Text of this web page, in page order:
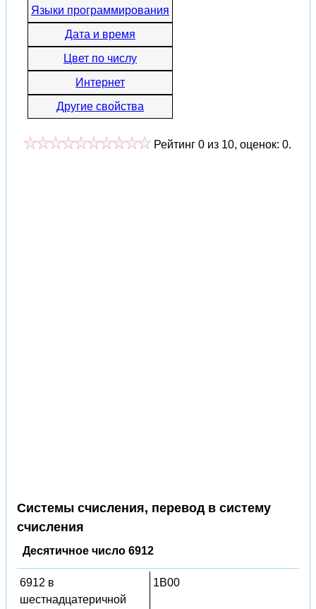
Языки программирования
Дата и время
Цвет по числу
Интернет
Другие свойства
Рейтинг 0 из 10, оценок: 0.
Системы счисления, перевод в систему
счисления
Десятичное число 6912
6912 в
шестнадцатеричной
1B00